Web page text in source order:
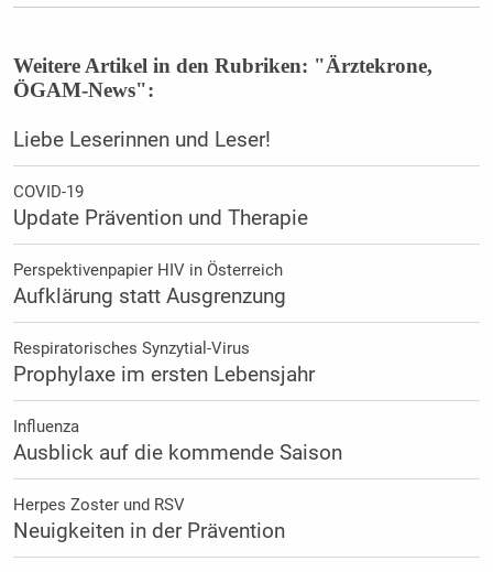
Weitere Artikel in den Rubriken: "Ärztekrone,
ÖGAM-News":
Liebe Leserinnen und Leser!
COVID-19
Update Prävention und Therapie
Perspektivenpapier HIV in Österreich
Aufklärung statt Ausgrenzung
Respiratorisches Synzytial-Virus
Prophylaxe im ersten Lebensjahr
Influenza
Ausblick auf die kommende Saison
Herpes Zoster und RSV
Neuigkeiten in der Prävention